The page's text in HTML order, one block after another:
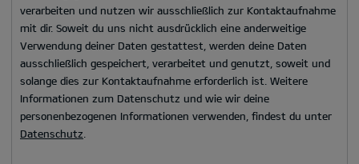
verarbeiten und nutzen wir ausschließlich zur Kontaktaufnahme
mit dir. Soweit du uns nicht ausdrücklich eine anderweitige
Verwendung deiner Daten gestattest, werden deine Daten
ausschließlich gespeichert, verarbeitet und genutzt, soweit und
solange dies zur Kontaktaufnahme erforderlich ist. Weitere
Informationen zum Datenschutz und wie wir deine
personenbezogenen Informationen verwenden, findest du unter
Datenschutz